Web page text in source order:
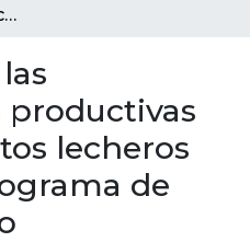
Evaluación de las características productivas de algunos hatos lecheros adscritos al programa de control lechero
productivas
lecheros
de